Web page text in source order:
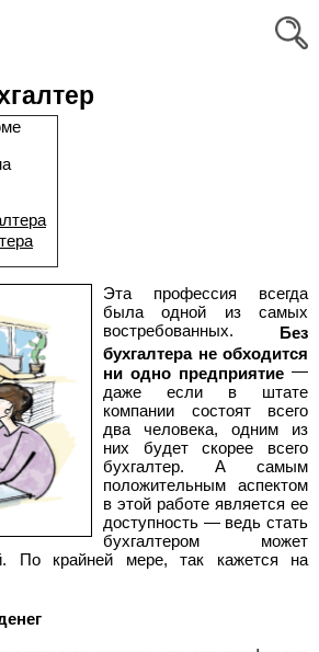
Эта профессия всегда
была одной из самых
востребованных. Без
бухгалтера не обходится
ни одно предприятие —
даже если в штате
компании состоят всего
два человека, одним из
них будет скорее всего
бухгалтер. А самым
положительным аспектом
в этой работе является ее
доступность — ведь стать
бухгалтером может
По крайней мере, так кажется на